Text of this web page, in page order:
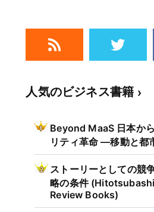
人気のビジネス書籍
Beyond MaaS 日本か
リティ革命 ―移動と都
ストーリーとしての競
略の条件
Review Books)